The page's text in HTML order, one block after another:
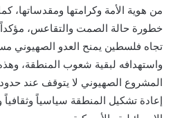
من هوية الأمة وكرامتها ومقدساتها،
خطورة حالة الصمت والتقاعس، مؤكداً
تجاه فلسطين يمنح العدو الصهيوني
واستهدافه لبقية شعوب المنطقة،
المشروع الصهيوني لا يتوقف عند
إعادة تشكيل المنطقة سياسياً وثقافياً